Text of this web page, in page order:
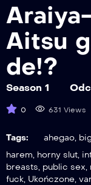
Aitsu
de!?
Season 1
0 631 Views
Tags: ahegao,
harem, horny slut,
breasts, public sex,
fuck, Ukończone,